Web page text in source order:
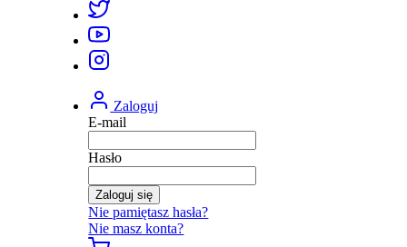
Zaloguj
E-mail
Hasło
Zaloguj się
Nie pamiętasz hasła?
Nie masz konta?